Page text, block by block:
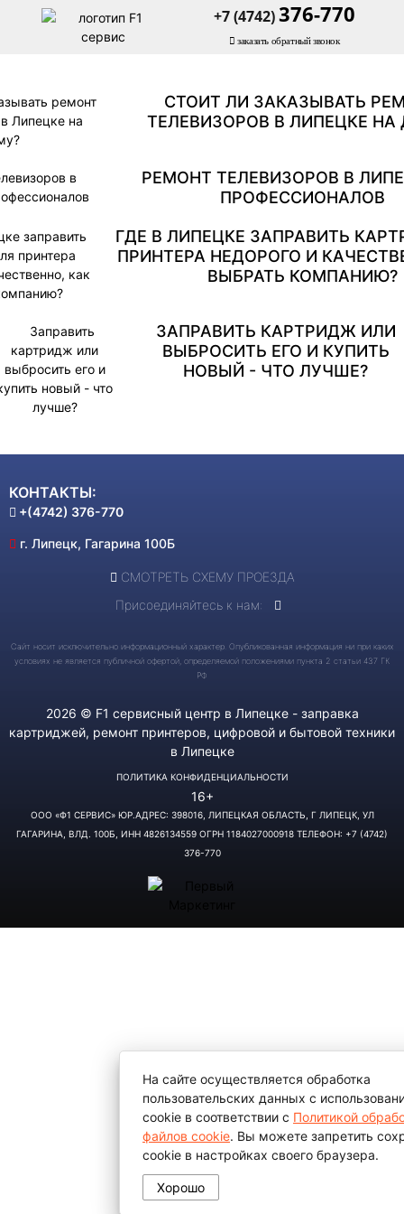
+7 (4742)376-770
заказать обратный звонок
СТОИТ ЛИ ЗАКАЗЫВАТЬ
ТЕЛЕВИЗОРОВ В ЛИПЕЦКЕ НА
РЕМОНТ ТЕЛЕВИЗОРОВ В
ПРОФЕССИОНАЛОВ
ГДЕ В ЛИПЕЦКЕ ЗАПРАВИТЬ
ПРИНТЕРА НЕДОРОГО И
ВЫБРАТЬ КОМПАНИЮ?
ЗАПРАВИТЬ КАРТРИДЖ ИЛИ
ВЫБРОСИТЬ ЕГО И КУПИТЬ
НОВЫЙ - ЧТО ЛУЧШЕ?
КОНТАКТЫ:
+(4742) 376-770
г. Липецк, Гагарина 100Б
СМОТРЕТЬ СХЕМУ ПРОЕЗДА
Присоединяйтесь к нам:
Сайт носит исключительно информационный характер. Опубликованная информация ни при каких
условиях не является публичной офертой, определяемой положениями пункта 2 статьи 437 ГК
РФ
2026 © F1 сервисный центр в Липецке - заправка
картриджей, ремонт принтеров, цифровой и бытовой техники
в Липецке
ПОЛИТИКА КОНФИДЕНЦИАЛЬНОСТИ
16+
ООО «Ф1 СЕРВИС» ЮР.АДРЕС: 398016, ЛИПЕЦКАЯ ОБЛАСТЬ, Г ЛИПЕЦК, УЛ
ГАГАРИНА, ВЛД. 100Б, ИНН 4826134559 ОГРН 1184027000918 ТЕЛЕФОН: +7 (4742)
376-770
На сайте осуществляется обработка
пользовательских данных с
cookie в соответствии с Политикой
файлов cookie. Вы можете запретить
cookie в настройках своего браузера.
Хорошо